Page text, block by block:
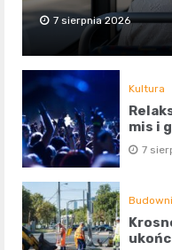
7 sierpnia 2026
Kultura
mis i
7